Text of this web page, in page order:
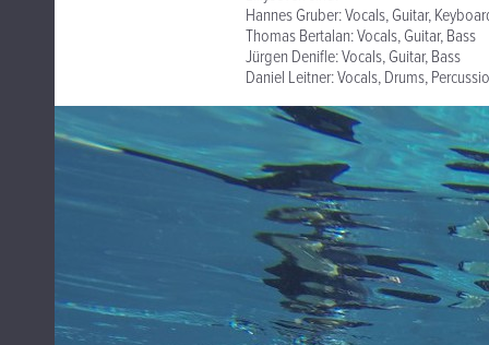
Hannes Gruber: Vocals, Guitar,
Thomas Bertalan: Vocals, Guitar, Bass
Jürgen Denifle: Vocals, Guitar, Bass
Daniel Leitner: Vocals, Drums,